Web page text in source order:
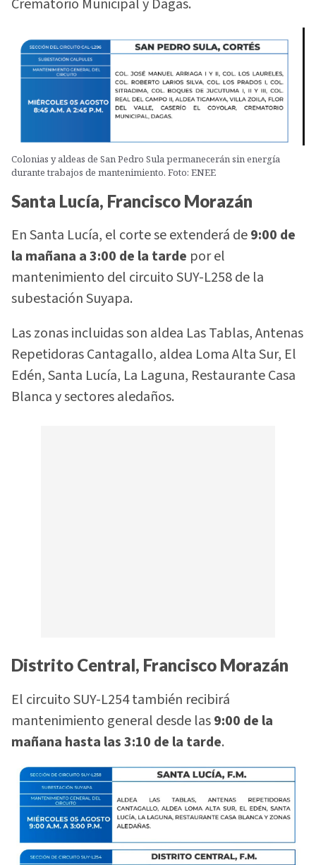
Crematorio Municipal y Dagas.
Colonias y aldeas de San Pedro Sula permanecerán sin energía
durante trabajos de mantenimiento. Foto: ENEE
Santa Lucía, Francisco Morazán
En Santa Lucía, el corte se extenderá de9:00 de
la mañana a 3:00 de la tarde por el
mantenimiento del circuito SUY-L258 de la
subestación Suyapa.
Las zonas incluidas son aldea Las Tablas, Antenas
Repetidoras Cantagallo, aldea Loma Alta Sur, El
Edén, Santa Lucía, La Laguna, Restaurante Casa
Blanca y sectores aledaños.
Distrito Central, Francisco Morazán
El circuito SUY-L254 también recibirá
mantenimiento general desde las9:00 de la
mañana hasta las 3:10 de la tarde.